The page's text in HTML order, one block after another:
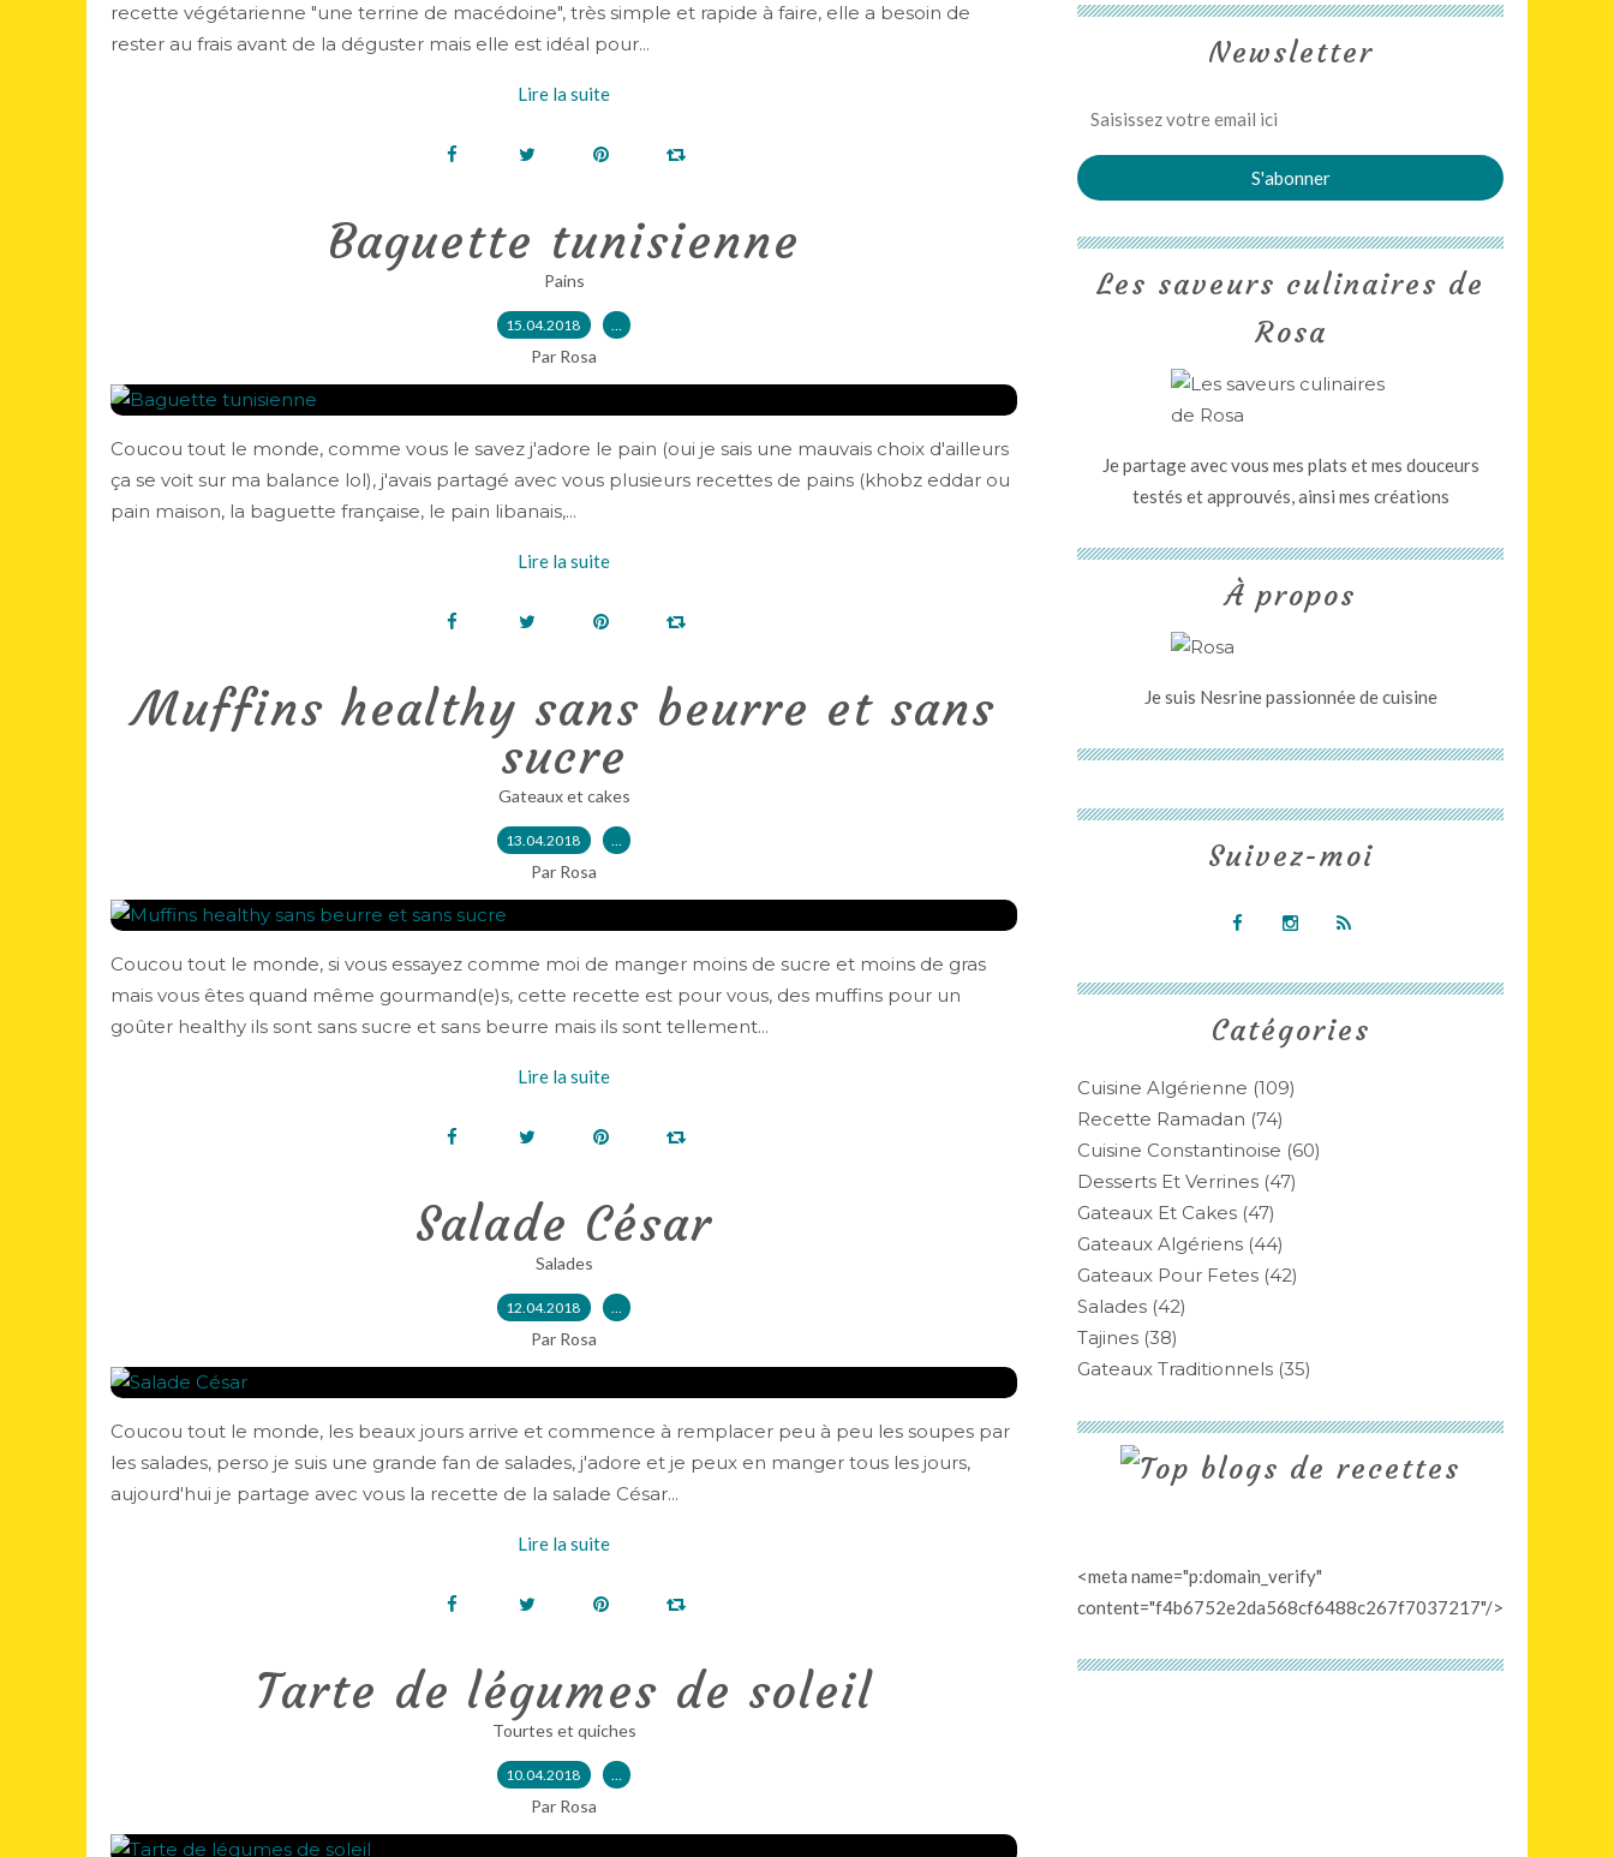
recette végétarienne "une terrine de macédoine", très simple et rapide à faire, elle a besoin de
rester au frais avant de la déguster mais elle est idéal pour...
Lire la suite
Baguette tunisienne
Pains
15.04.2018 …
Par Rosa
Coucou tout le monde, comme vous le savez j'adore le pain (oui je sais une mauvais choix d'ailleurs
ça se voit sur ma balance lol), j'avais partagé avec vous plusieurs recettes de pains (khobz eddar ou
pain maison, la baguette française, le pain libanais,...
Lire la suite
Muffins healthy sans beurre et sans
sucre
Gateaux et cakes
13.04.2018 …
Par Rosa
Coucou tout le monde, si vous essayez comme moi de manger moins de sucre et moins de gras
mais vous êtes quand même gourmand(e)s, cette recette est pour vous, des muffins pour un
goûter healthy ils sont sans sucre et sans beurre mais ils sont tellement...
Lire la suite
Salade César
Salades
12.04.2018 …
Par Rosa
Coucou tout le monde, les beaux jours arrive et commence à remplacer peu à peu les soupes par
les salades, perso je suis une grande fan de salades, j'adore et je peux en manger tous les jours,
aujourd'hui je partage avec vous la recette de la salade César...
Lire la suite
Tarte de légumes de soleil
Tourtes et quiches
10.04.2018 …
Par Rosa
Newsletter
Catégories
Cuisine Algérienne (109)
Recette Ramadan (74)
Cuisine Constantinoise (60)
Desserts Et Verrines (47)
Gateaux Et Cakes (47)
Gateaux Algériens (44)
Gateaux Pour Fetes (42)
Salades (42)
Tajines (38)
Gateaux Traditionnels (35)
Les saveurs culinaires de
Rosa
Je partage avec vous mes plats et mes douceurs
testés et approuvés, ainsi mes créations
Suivez-moi
À propos
Je suis Nesrine passionnée de cuisine
<meta name="p:domain_verify"
content="f4b6752e2da568cf6488c267f7037217"/>